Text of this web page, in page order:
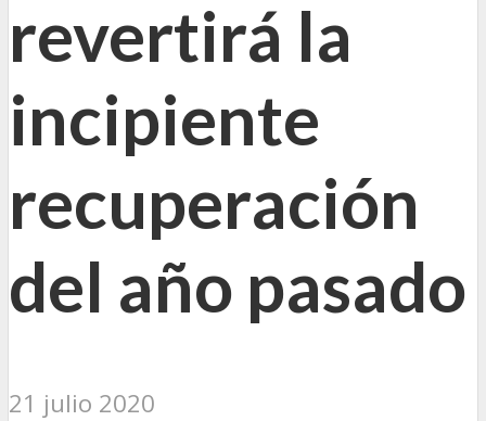
revertirá la
incipiente
recuperación
del año pasado
21 julio 2020